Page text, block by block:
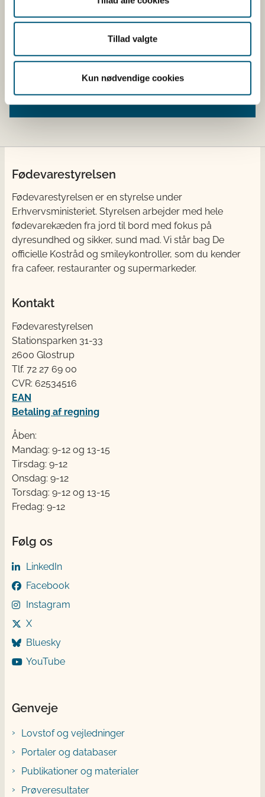
Tillad valgte
Kun nødvendige cookies
Fodervejledningen
Fødevarestyrelsen
Fødevarestyrelsen er en styrelse under
Erhvervsministeriet. Styrelsen arbejder med hele
fødevarekæden fra jord til bord med fokus på
dyresundhed og sikker, sund mad. Vi står bag De
officielle Kostråd og smileykontroller, som du kender
fra cafeer, restauranter og supermarkeder.
Kontakt
Fødevarestyrelsen
Stationsparken 31-33
2600 Glostrup
Tlf. 72 2​​​7 69 00
CVR: 62534516
EAN
Betaling af regning
Åben:
Mandag: 9-12 og 13-15
Tirsdag: 9-12
Onsdag: 9-12
Torsdag: 9-12 og 13-15
Fredag: 9-12
Følg os
LinkedIn
Facebook
Instagram
X
Bluesky
YouTube
Genveje
Lovstof og vejledninger
Portaler og databaser
Publikationer og materialer
Prøveresultater